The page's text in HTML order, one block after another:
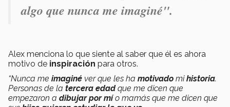
algo que nunca me imaginé".
Alex menciona lo que siente al saber que él es ahora
motivo de inspiración para otros.
“Nunca me imaginé ver que les ha motivado mihistoria.
Personas de la tercera edadque me dicen que
empezaron a dibujar por mío mamás que me dicen que